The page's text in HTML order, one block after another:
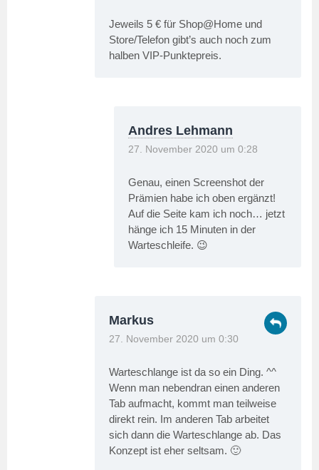
Jeweils 5 € für Shop@Home und
Store/Telefon gibt’s auch noch zum
halben VIP-Punktepreis.
Andres Lehmann
27. November 2020 um 0:28
Genau, einen Screenshot der
Prämien habe ich oben ergänzt!
Auf die Seite kam ich noch… jetzt
hänge ich 15 Minuten in der
Warteschleife. 😉
Markus
27. November 2020 um 0:30
Warteschlange ist da so ein Ding. ^^
Wenn man nebendran einen anderen
Tab aufmacht, kommt man teilweise
direkt rein. Im anderen Tab arbeitet
sich dann die Warteschlange ab. Das
Konzept ist eher seltsam. 🙂